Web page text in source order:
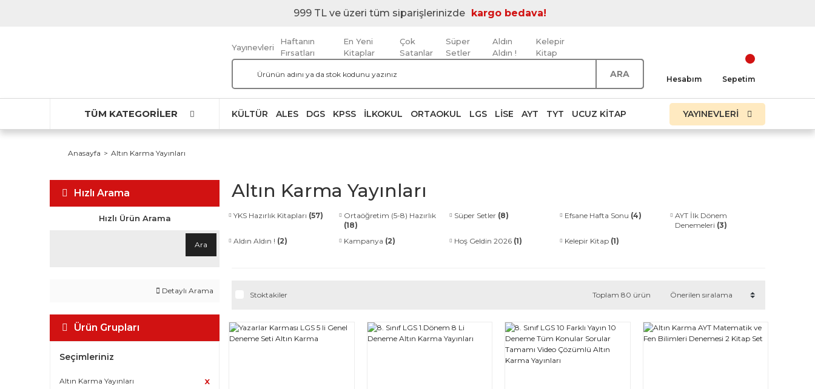
999 TL ve üzeri tüm siparişlerinizde kargo bedava!
Yayınevleri
Haftanın
Fırsatları
En Yeni
Kitaplar
Çok
Satanlar
Süper
Setler
Aldın
Aldın !
Kelepir
Kitap
ARA Hesabım Sepetim
TÜM KATEGORİLER KÜLTÜR ALES DGS KPSS İLKOKUL ORTAOKUL LGS LISE AYT TYT UCUZ KITAP YAYINEVLERİ
Anasayfa Altın Karma Yayınları
Hızlı Arama
Hızlı Ürün Arama
Ara
Detaylı Arama
Ürün Grupları
Seçimleriniz
Altın Karma Yayınları
Altın Karma Yayınları
YKS Hazırlık Kitapları (57)
Ortaöğretim (5-8) Hazırlık
(18)
Süper Setler (8) Efsane Hafta Sonu (4)
AYT İlk Dönem
Denemeleri (3)
Aldın Aldın ! (2) Kampanya (2) Hoş Geldin 2026 (1) Kelepir Kitap (1)
Stoktakiler Toplam 80 ürün